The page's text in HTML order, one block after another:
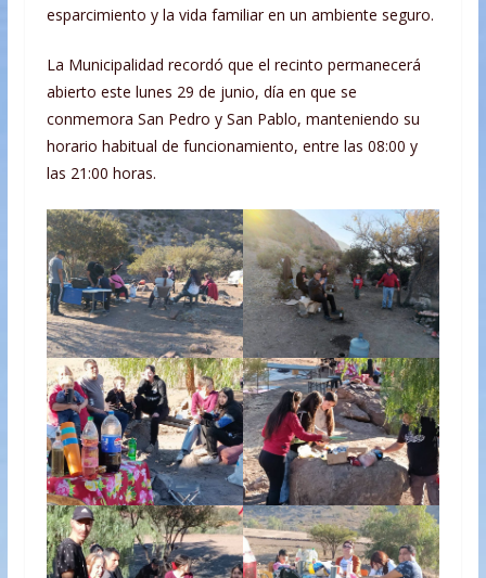
esparcimiento y la vida familiar en un ambiente seguro.
La Municipalidad recordó que el recinto permanecerá
abierto este lunes 29 de junio, día en que se
conmemora San Pedro y San Pablo, manteniendo su
horario habitual de funcionamiento, entre las 08:00 y
las 21:00 horas.